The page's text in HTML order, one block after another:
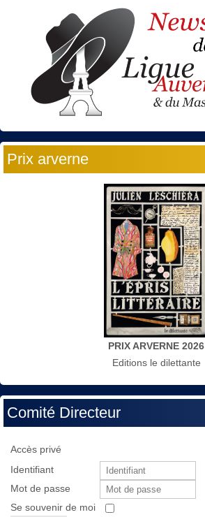
Prix arverne
PRIX ARVERNE 2026
Editions le dilettante
Comité Directeur
Accès privé
Identifiant
Mot de passe
Se souvenir de moi